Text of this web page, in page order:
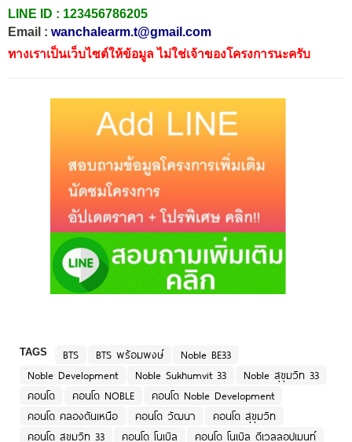
LINE ID : 123456786205
Email : wanchalearm.t@gmail.com
ทางเราเป็นเว็บไซต์ให้ข้อมูล ไม่ใช่เจ้าของโครงการนะครับ
TAGS BTS BTS พร้อมพงษ์
Noble BE33
Noble Development
Noble Sukhumvit 33
Noble สุขุมวิท 33
คอนโด
คอนโด NOBLE
คอนโด Noble Development
คอนโด คลองตันเหนือ
คอนโด วัฒนา
คอนโด สุขุมวิท
คอนโด สุขุมวิท 33
คอนโด โนเบิล
คอนโด โนเบิล ดีเวลลอปเมนท์